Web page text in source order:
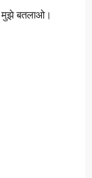
छंदपथिका
मुझे बतलाओ।